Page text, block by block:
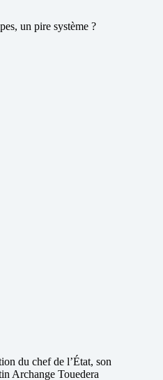
un pire système ?
du chef de l’État, son
Archange Touedera